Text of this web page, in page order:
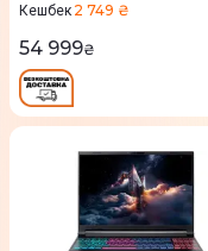
Кешбек 2 749 ₴
54 999₴